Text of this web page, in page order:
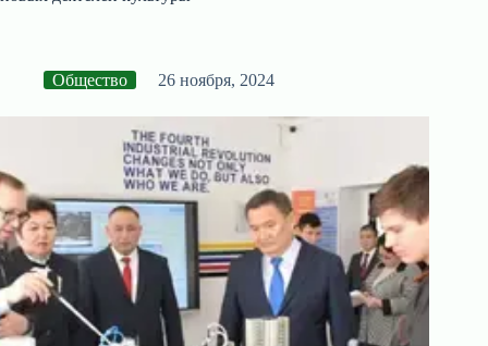
Общество 26 ноября, 2024